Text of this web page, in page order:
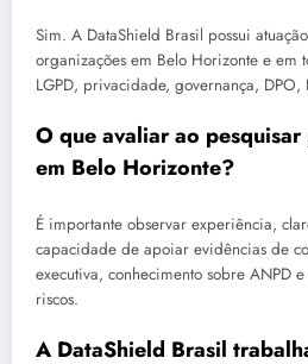
Sim. A DataShield Brasil possui
organizações em Belo Horizonte e em
LGPD, privacidade, governança, DPO,
O que avaliar ao
em Belo Horizonte?
É importante observar experiência,
capacidade de apoiar evidências de
executiva, conhecimento sobre ANPD
riscos.
A DataShield Brasil